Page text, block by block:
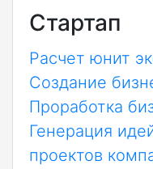
Стартап
Расчет юнит
Создание
Проработка
Генерация
проектов